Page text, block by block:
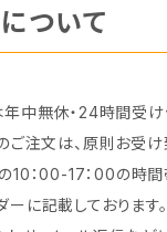
ついて
中無休・24時間受け
注文は、原則お受け
：00-17：00の時間
に記載しております。